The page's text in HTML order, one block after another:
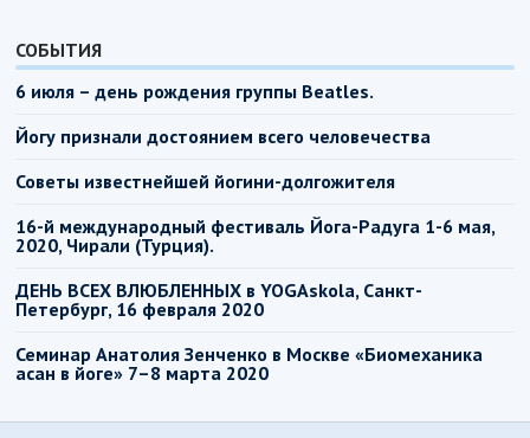
СОБЫТИЯ
6 июля – день рождения группы Beatles.
Йогу признали достоянием всего человечества
Советы известнейшей йогини-долгожителя
16-й международный фестиваль Йога-Радуга 1-6 мая,
2020, Чирали (Турция).
ДЕНЬ ВСЕХ ВЛЮБЛЕННЫХ в YOGAskola, Санкт-
Петербург, 16 февраля 2020
Семинар Анатолия Зенченко в Москве «Биомеханика
асан в йоге» 7–8 марта 2020